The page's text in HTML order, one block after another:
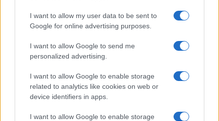
I want to allow my user data to be sent to
Google for online advertising purposes.
I want to allow Google to send me
personalized advertising.
I want to allow Google to enable storage
related to analytics like cookies on web or
device identifiers in apps.
I want to allow Google to enable storage
Aggius conquista la classifica delle mete più
amate dell’estate 2026